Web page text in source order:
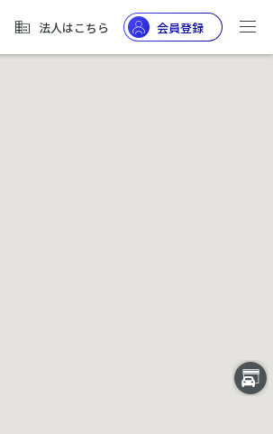
法人はこちら 会員登録